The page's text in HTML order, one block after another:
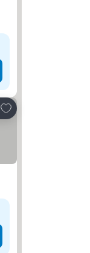
Legg til i favoritter